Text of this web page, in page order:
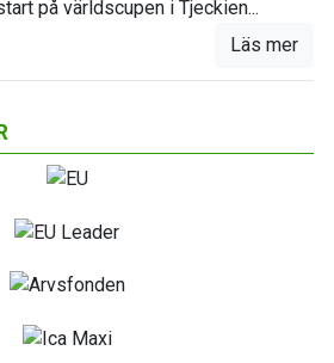
på världscupen i Tjeckien...
Läs mer